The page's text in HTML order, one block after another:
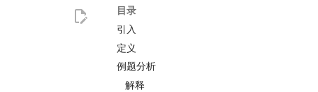
目录
引入
定义
例题分析
解释